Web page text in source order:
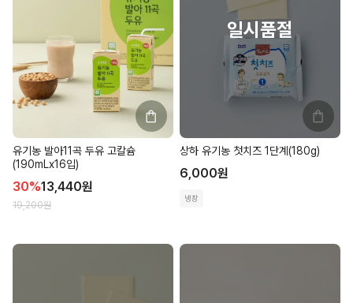
유기농 발아11곡 두유 고칼슘
(190mLx16입)
30%13,440원
19,200원
상하 유기농 첫치즈 1단계(180g)
6,000원
냉장